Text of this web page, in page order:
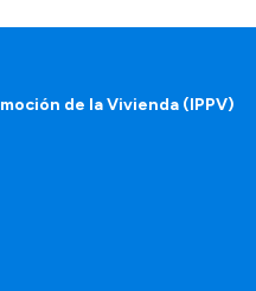
de la Vivienda (IPPV)